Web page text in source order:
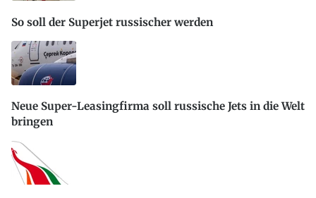
So soll der Superjet russischer werden
Neue Super-Leasingfirma soll russische Jets in die Welt
bringen